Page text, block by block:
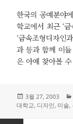
한국의 공예분야
학교에서 최근 ‘
‘금속조형디자인
과 등과 함께 이
은 아예 찾아볼
작
성
3월 27, 2003
대학교, 디자인, 미술,